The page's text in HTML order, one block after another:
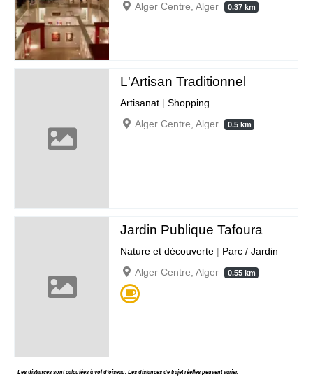
Alger Centre, Alger
0.37 km
L'Artisan Traditionnel
Artisanat |Shopping
Alger Centre, Alger
0.5 km
Jardin Publique Tafoura
Nature et découverte | Parc / Jardin
Alger Centre, Alger
0.55 km
Les distances sont calculées à vol d’oiseau. Les distances de trajet réelles peuvent varier.